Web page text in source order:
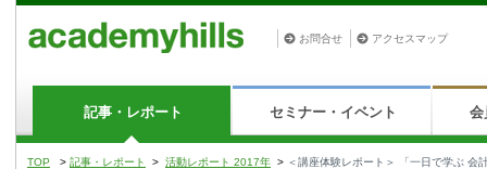
お問合せ アクセスマップ
記事・レポート セミナー・イベント 会
TOP > 記事・レポート > 活動レポート 2017年 > ＜講座体験レポート＞ 「一日で学ぶ 会